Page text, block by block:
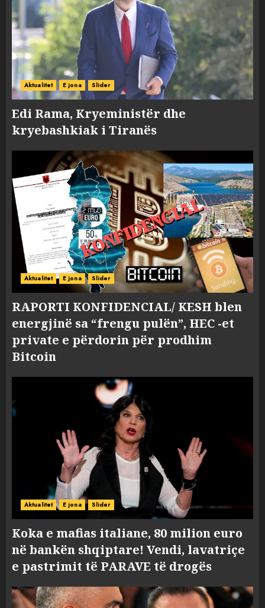
Aktualitet E jona Slider
Edi Rama, Kryeministër dhe
kryebashkiak i Tiranës
Aktualitet E jona Slider
RAPORTI KONFIDENCIAL/ KESH blen
energjinë sa “frengu pulën”, HEC -et
private e përdorin për prodhim
Bitcoin
Aktualitet E jona Slider
Koka e mafias italiane, 80 milion euro
në bankën shqiptare! Vendi, lavatriçe
e pastrimit të PARAVE të drogës